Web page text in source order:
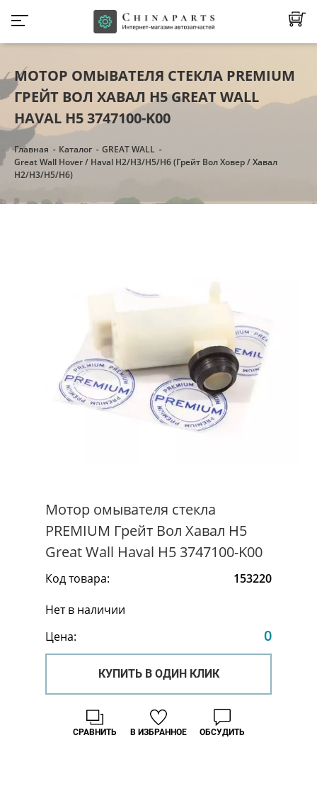
МОТОР ОМЫВАТЕЛЯ СТЕКЛА PREMIUM
ГРЕЙТ ВОЛ ХАВАЛ Н5 GREAT WALL
HAVAL H5 3747100-K00
Главная Каталог
GREAT WALL
Great Wall Hover / Haval H2/H3/Н5/Н6 (Грейт Вол Ховер / Хавал
H2/H3/Н5/Н6)
Мотор омывателя стекла
PREMIUM Грейт Вол Хавал Н5
Great Wall Haval H5 3747100-K00
Код товара:
153220
Нет в наличии
Цена:
0
КУПИТЬ В ОДИН КЛИК
В ИЗБРАННОЕ
СРАВНИТЬ ОБСУДИТЬ